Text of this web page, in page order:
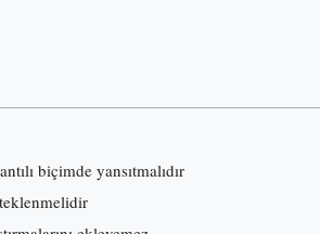
biçimde yansıtmalıdır